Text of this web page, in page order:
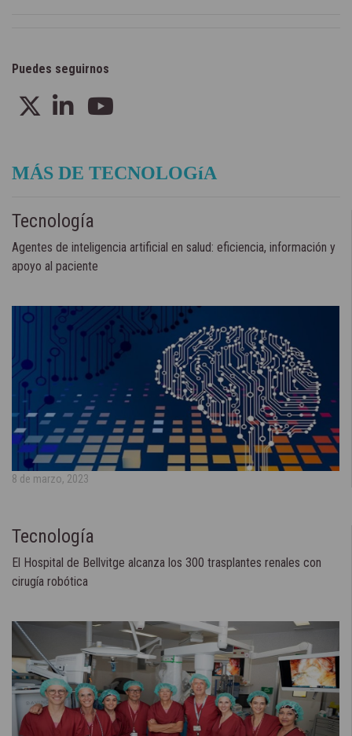
Puedes seguirnos
MÁS DE TECNOLOGíA
Tecnología
Agentes de inteligencia artificial en salud: eficiencia, información y
apoyo al paciente
8 de marzo, 2023
Tecnología
El Hospital de Bellvitge alcanza los 300 trasplantes renales con
cirugía robótica